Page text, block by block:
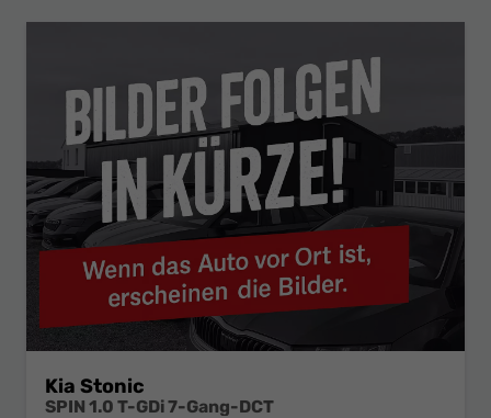
Kia Stonic
SPIN 1.0 T-GDi 7-Gang-DCT